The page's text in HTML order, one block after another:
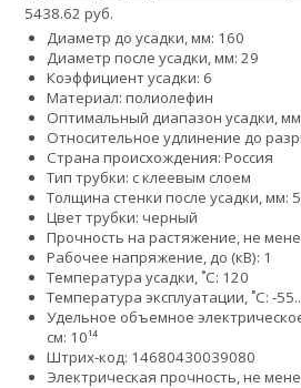
5438.62 руб.
Диаметр до усадки, мм: 160
Диаметр после усадки, мм: 29
Коэффициент усадки: 6
Материал: полиолефин
Оптимальный диапазон усадки,
Относительное удлинение до
Страна происхождения: Россия
Тип трубки: с клеевым слоем
Толщина стенки после усадки, мм: 5
Цвет трубки: черный
Прочность на растяжение, не
Рабочее напряжение, до (кВ): 1
Температура усадки, ˚С: 120
Температура эксплуатации, ˚С: -
Удельное объемное
см: 10¹⁴
Штрих-код: 14680430039080
Электрическая прочность, не